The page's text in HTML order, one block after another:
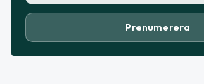
Prenumerera